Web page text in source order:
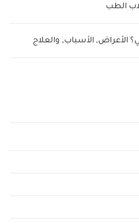
الطب
الأعراض, الأسباب, والعلاج